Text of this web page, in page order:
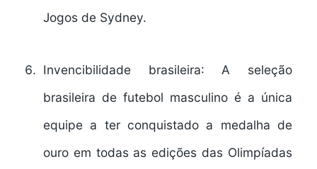
Jogos de Sydney.
Invencibilidade brasileira: A seleção
brasileira de futebol masculino é a única
equipe a ter conquistado a medalha de
ouro em todas as edições das Olimpíadas